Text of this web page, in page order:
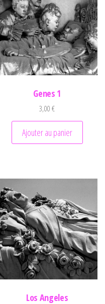
Genes 1
3,00€
Ajouter au panier
Los Angeles